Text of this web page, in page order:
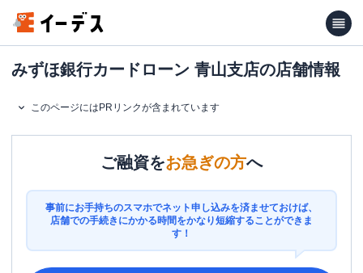
みずほ銀行カードローン 青山支店の店舗情報
このページにはPRリンクが含まれています
ご融資をお急ぎの方へ
事前にお手持ちのスマホでネット申し込みを済ませておけば、
店舗での手続きにかかる時間をかなり短縮することができま
す！